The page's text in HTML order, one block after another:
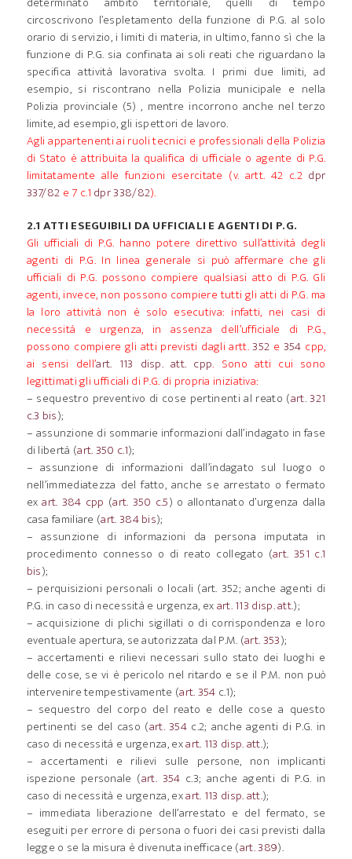
circoscrivono l’espletamento della funzione di P.G. al solo
orario di servizio, i limiti di materia, in ultimo, fanno sì che la
funzione di P.G. sia confinata ai soli reati che riguardano la
specifica attività lavorativa svolta. I primi due limiti, ad
esempio, si riscontrano nella Polizia municipale e nella
Polizia provinciale (5) , mentre incorrono anche nel terzo
limite, ad esempio, gli ispettori de lavoro.
Agli appartenenti ai ruoli tecnici e professionali della Polizia
di Stato è attribuita la qualifica di ufficiale o agente di P.G.
limitatamente alle funzioni esercitate (v. artt. 42 c.2 dpr
337/82 e 7 c.1 dpr 338/82).
2.1 ATTI ESEGUIBILI DA UFFICIALI E AGENTI DI P.G.
Gli ufficiali di P.G. hanno potere direttivo sull’attività degli
agenti di P.G. In linea generale si può affermare che gli
ufficiali di P.G. possono compiere qualsiasi atto di P.G. Gli
agenti, invece, non possono compiere tutti gli atti di P.G. ma
la loro attività non è solo esecutiva: infatti, nei casi di
necessità e urgenza, in assenza dell’ufficiale di P.G.,
possono compiere gli atti previsti dagli artt.352 e 354 cpp,
ai sensi dell’art. 113 disp. att. cpp. Sono atti cui sono
legittimati gli ufficiali di P.G. di propria iniziativa:
– sequestro preventivo di cose pertinenti al reato (art. 321
c.3 bis);
– assunzione di sommarie informazioni dall’indagato in fase
di libertà (art. 350 c.1);
– assunzione di informazioni dall’indagato sul luogo o
nell’immediatezza del fatto, anche se arrestato o fermato
exart. 384 cpp (art. 350 c.5) o allontanato d’urgenza dalla
casa familiare (art. 384 bis);
– assunzione di informazioni da persona imputata in
procedimento connesso o di reato collegato (art. 351 c.1
bis);
– perquisizioni personali o locali (art. 352; anche agenti di
P.G. in caso di necessità e urgenza, exart. 113 disp. att.);
– acquisizione di plichi sigillati o di corrispondenza e loro
eventuale apertura, se autorizzata dal P.M. (art. 353);
– accertamenti e rilievi necessari sullo stato dei luoghi e
delle cose, se vi è pericolo nel ritardo e se il P.M. non può
intervenire tempestivamente (art. 354 c.1);
– sequestro del corpo del reato e delle cose a questo
pertinenti se del caso (art. 354c.2; anche agenti di P.G. in
caso di necessità e urgenza, exart. 113 disp. att.);
– accertamenti e rilievi sulle persone, non implicanti
ispezione personale (art. 354 c.3; anche agenti di P.G. in
caso di necessità e urgenza, exart. 113 disp. att.);
– immediata liberazione dell’arrestato e del fermato, se
eseguiti per errore di persona o fuori dei casi previsti dalla
legge o se la misura è divenuta inefficace (art. 389).